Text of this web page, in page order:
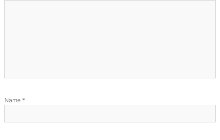
Name *